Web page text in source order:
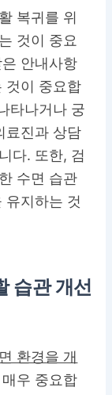
복귀를 위
것이 중요
안내사항
것이 중요합
타나거나 궁
료진과 상담
다. 또한, 검
수면 습관
유지하는 것
습관 개선
환경을 개
우 중요합